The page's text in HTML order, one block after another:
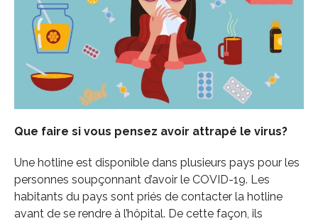
Que faire si vous pensez avoir attrapé le virus?
Une hotline est disponible dans plusieurs pays pour les
personnes soupçonnant d’avoir le COVID-19. Les
habitants du pays sont priés de contacter la hotline
avant de se rendre à l’hôpital. De cette façon, ils